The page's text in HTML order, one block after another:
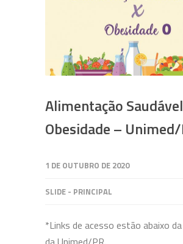
Alimentação
Obesidade –
1 DE OUTUBRO DE 2020
SLIDE - PRINCIPAL
*Links de acesso estão abaixo